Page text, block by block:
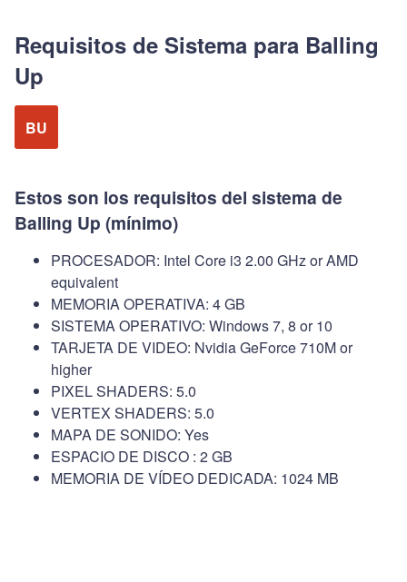
Requisitos de Sistema para Balling
Up
BU
Estos son los requisitos del sistema de
Balling Up (mínimo)
PROCESADOR: Intel Core i3 2.00 GHz or AMD
equivalent
MEMORIA OPERATIVA: 4 GB
SISTEMA OPERATIVO: Windows 7, 8 or 10
TARJETA DE VIDEO: Nvidia GeForce 710M or
higher
PIXEL SHADERS: 5.0
VERTEX SHADERS: 5.0
MAPA DE SONIDO: Yes
ESPACIO DE DISCO : 2 GB
MEMORIA DE VÍDEO DEDICADA: 1024 MB